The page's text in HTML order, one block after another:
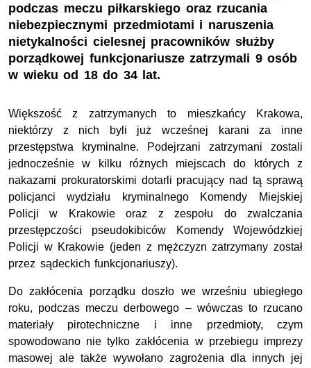
podczas meczu piłkarskiego oraz rzucania
niebezpiecznymi przedmiotami i naruszenia
nietykalności cielesnej pracowników służby
porządkowej funkcjonariusze zatrzymali 9 osób
w wieku od 18 do 34 lat.
Większość z zatrzymanych to mieszkańcy Krakowa,
niektórzy z nich byli już wcześnej karani za inne
przestępstwa kryminalne. Podejrzani zatrzymani zostali
jednocześnie w kilku różnych miejscach do których z
nakazami prokuratorskimi dotarli pracujący nad tą sprawą
policjanci wydziału kryminalnego Komendy Miejskiej
Policji w Krakowie oraz z zespołu do zwalczania
przestępczości pseudokibiców Komendy Wojewódzkiej
Policji w Krakowie (jeden z mężczyzn zatrzymany został
przez sądeckich funkcjonariuszy).
Do zakłócenia porządku doszło we wrześniu ubiegłego
roku, podczas meczu derbowego – wówczas to rzucano
materiały pirotechniczne i inne przedmioty, czym
spowodowano nie tylko zakłócenia w przebiegu imprezy
masowej ale także wywołano zagrożenia dla innych jej